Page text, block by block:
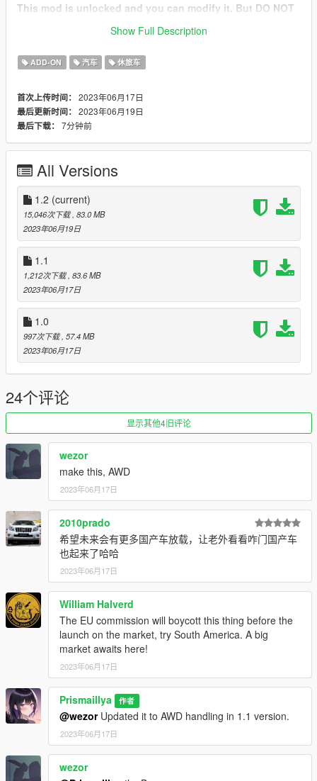
This mod is unlocked and you can modify it. But DO NOT
Model: Autohome / DanielDi / Akkariin
Changelog:
1.2 - Added new liveries (by @XFGF) and Los Santos license
1.1 - Added livery support
1.0 - First release
Discord:
https://discord.gg/3KKtpQT
============[[ CHINESE ]]============
2023 极氪 001 by Akkariin
安装方法（添加式）：
复制 Add-On 文件夹里的 "zeekr001" 文件夹到
"mods\update\x64\dlcpacks"
编辑
"mods\update\update.rpf\common\data\dlclist.xml"，添加
一行 "dlcpacks:/zeekr001/"
使用修改器根据名字生成载具："zeekr001"
此 Mod 没有上锁，你可以根据自己的需要进行修改，但是未经
我的允许请勿在其他任何网站重新发布此 Mod 以及修改过的版
本。
鸣谢
模型：汽车之家 / DanielDi / Akkariin
转换：Akkariin
更新日志：
1.2 - 增加了新的涂装 (by @XFGF)，以及洛圣都车牌，修复了一
些贴图和模型问题
1.1 - 增加涂装支持
1.0 - 初始版本发布
欢迎加入我们的 GTA / FiveM 改车/漂移交流群：344911147
Bilibili：
https://space.bilibili.com/21165317
服务器官网：https://www.zerodream.net/
Show Full Description
ADD-ON 汽车 休旅车
首次上传时间： 2023年06月17日
最后更新时间： 2023年06月19日
最后下载： 7分钟前
All Versions
1.2 (current)
15,046次下载 , 83.0 MB
2023年06月19日
1.1
1,212次下载 , 83.6 MB
2023年06月17日
1.0
997次下载 , 57.4 MB
2023年06月17日
24个评论
显示其他4旧评论
wezor
make this, AWD
2023年06月17日
2010prado
希望未来会有更多国产车放载，让老外看看咋门国产车
也起来了哈哈
2023年06月17日
William Halverd
The EU commission will boycott this thing before the
launch on the market, try South America. A big
market awaits here!
2023年06月17日
Prismaillya 作者
@wezorUpdated it to AWD handling in 1.1 version.
2023年06月17日
wezor